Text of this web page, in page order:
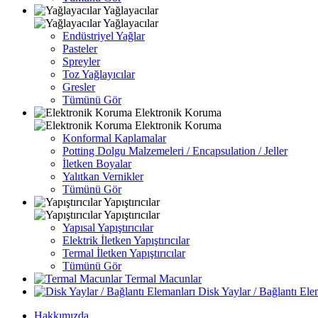
Yağlayacılar
Yağlayacılar
Endüstriyel Yağlar
Pasteler
Spreyler
Toz Yağlayıcılar
Gresler
Tümünü Gör
Elektronik Koruma
Elektronik Koruma
Konformal Kaplamalar
Potting Dolgu Malzemeleri / Encapsulation / Jeller
İletken Boyalar
Yalıtkan Vernikler
Tümünü Gör
Yapıştırıcılar
Yapıştırıcılar
Yapısal Yapıştırıcılar
Elektrik İletken Yapıştırıcılar
Termal İletken Yapıştırıcılar
Tümünü Gör
Termal Macunlar
Disk Yaylar / Bağlantı
Hakkımızda